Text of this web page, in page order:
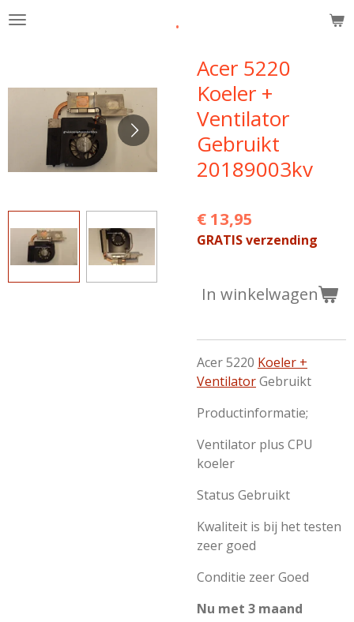
Ga
hoofdinhoud
.
Acer 5220
Koeler +
Ventilator
Gebruikt
20189003kv
€ 13,95
GRATIS verzending
In winkelwagen
Acer 5220 Koeler +
VentilatorGebruikt
Productinformatie;
Ventilator plus CPU
koeler
Status Gebruikt
Kwaliteit is bij het testen
zeer goed
Conditie zeer Goed
Nu met 3 maand